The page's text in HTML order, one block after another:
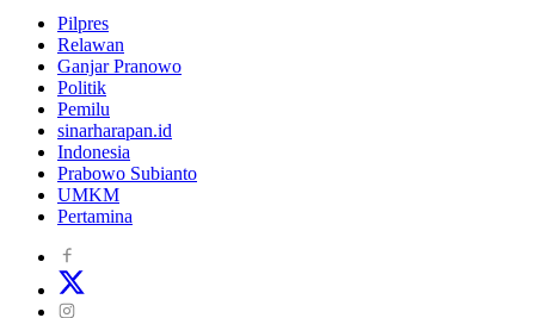
Pilpres
Relawan
Ganjar Pranowo
Politik
Pemilu
sinarharapan.id
Indonesia
Prabowo Subianto
UMKM
Pertamina